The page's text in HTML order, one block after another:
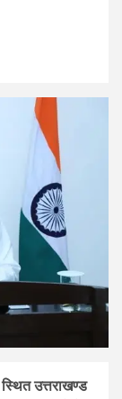
उत्तराखण्ड